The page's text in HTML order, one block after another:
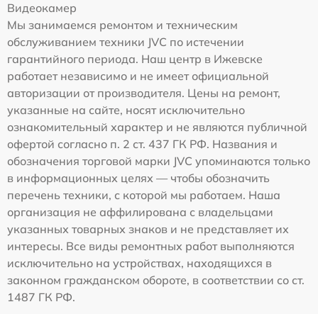
Видеокамер
Мы занимаемся ремонтом и техническим
обслуживанием техники JVC по истечении
гарантийного периода. Наш центр в Ижевске
работает независимо и не имеет официальной
авторизации от производителя. Цены на ремонт,
указанные на сайте, носят исключительно
ознакомительный характер и не являются публичной
офертой согласно п. 2 ст. 437 ГК РФ. Названия и
обозначения торговой марки JVC упоминаются только
в информационных целях — чтобы обозначить
перечень техники, с которой мы работаем. Наша
организация не аффилирована с владельцами
указанных товарных знаков и не представляет их
интересы. Все виды ремонтных работ выполняются
исключительно на устройствах, находящихся в
законном гражданском обороте, в соответствии со ст.
1487 ГК РФ.